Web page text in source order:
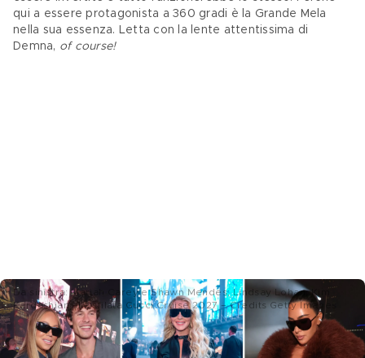
qui a essere protagonista a 360 gradi è la Grande Mela
nella sua essenza. Letta con la lente attentissima di
Demna, of course!
Da sinistra: Mariah Carey e Shawn Mendes; Lindsay Lohan; Kim
Kardashian alla sfilata Gucci Cruise 2027 – Credits Getty Images
L’omaggio a New York, Robert Longo e il